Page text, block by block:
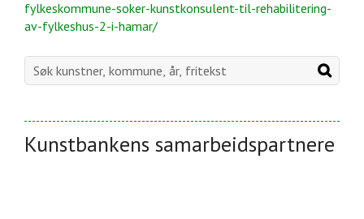
fylkeskommune-soker-kunstkonsulent-til-rehabilitering-
av-fylkeshus-2-i-hamar/
Kunstbankens samarbeidspartnere